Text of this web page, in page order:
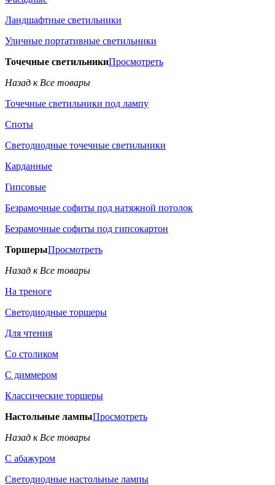
Ландшафтные светильники
Уличные портативные светильники
Точечные светильникиПросмотреть
Назад к Все товары
Точечные светильники под лампу
Споты
Светодиодные точечные светильники
Карданные
Гипсовые
Безрамочные софиты под натяжной потолок
Безрамочные софиты под гипсокартон
ТоршерыПросмотреть
Назад к Все товары
На треноге
Светодиодные торшеры
Для чтения
Со столиком
С диммером
Классические торшеры
Настольные лампыПросмотреть
Назад к Все товары
С абажуром
Светодиодные настольные лампы